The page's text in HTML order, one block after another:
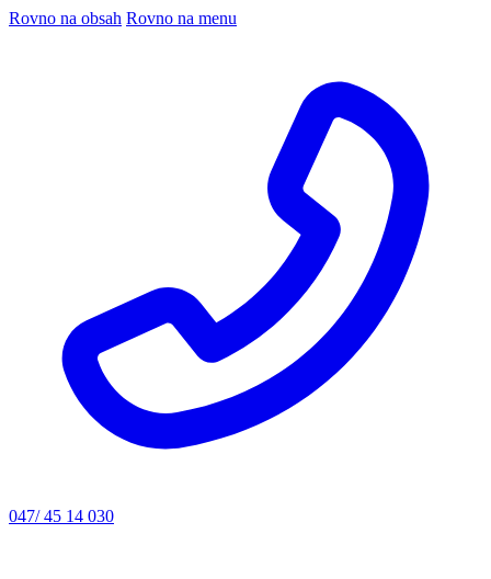
Rovno na obsah Rovno na menu
047/ 45 14 030